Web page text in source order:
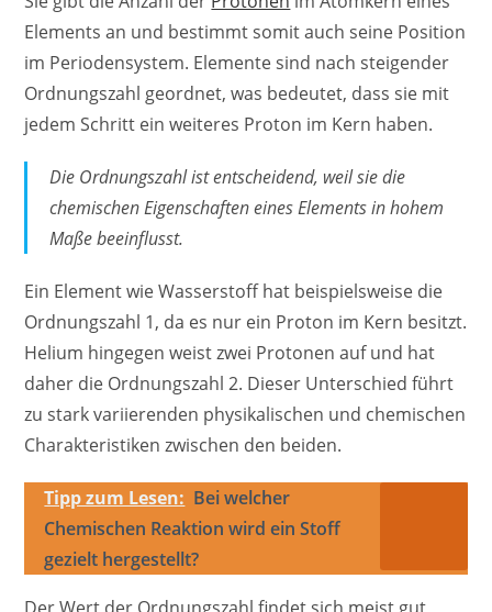
Elements an und bestimmt somit auch seine Position
im Periodensystem. Elemente sind nach steigender
Ordnungszahl geordnet, was bedeutet, dass sie mit
jedem Schritt ein weiteres Proton im Kern haben.
Die Ordnungszahl ist entscheidend, weil sie die
chemischen Eigenschaften eines Elements in hohem
Maße beeinflusst.
Ein Element wie Wasserstoff hat beispielsweise die
Ordnungszahl 1, da es nur ein Proton im Kern besitzt.
Helium hingegen weist zwei Protonen auf und hat
daher die Ordnungszahl 2. Dieser Unterschied führt
zu stark variierenden physikalischen und chemischen
Charakteristiken zwischen den beiden.
Tipp zum Lesen: Bei welcher
Chemischen Reaktion wird ein Stoff
gezielt hergestellt?